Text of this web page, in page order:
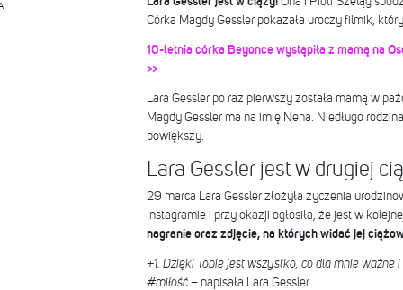
Córka Magdy Gessler pokazała uroczy filmik,
10-letnia córka Beyonce wystąpiła z mamą na
>>
Lara Gessler po raz pierwszy została mamą w
Magdy Gessler ma na imię Nena. Niedługo
powiększy.
Lara Gessler jest w drugiej
29 marca Lara Gessler złożyła życzenia
Instagramie i przy okazji ogłosiła, że jest w
nagranie oraz zdjęcie, na których widać jej
+1. Dzięki Tobie jest wszystko, co dla mnie ważne
#miłość– napisała Lara Gessler.